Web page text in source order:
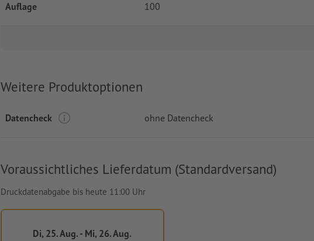
Auflage 100
Weitere Produktoptionen
Datencheck ohne Datencheck
Voraussichtliches Lieferdatum (Standardversand)
Druckdatenabgabe bis heute 11:00 Uhr
Di, 25. Aug. - Mi, 26. Aug.